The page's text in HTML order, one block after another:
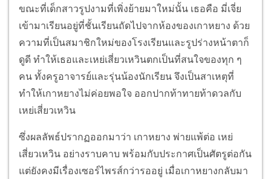
ขณะที่เด็กสาวรูปงามที่เพิ่งย้ายมาใหม่นั้น เธอคือ มี่เจี่ย
เข้ามาเรียนอยู่ที่ชั้นเรียนถัดไปจากห้องของเกาหยาง ด้วย
ความที่เป็นสมาชิกใหม่ของโรงเรียนและรูปร่างหน้าตาก็
ดูดี ทำให้เธอและเหย่เสี่ยวเหวินตกเป็นที่สนใจของทุก ๆ
คน ทั้งครูอาจารย์และรุ่นน้องนักเรียน จึงเป็นสาเหตุที่
ทำให้เกาหยางไม่ค่อยพอใจ ออกปากท้าทายท้าดวลกับ
เหย่เสี่ยวเหวิน
ซึ่งผลลัพธ์ปรากฏออกมาว่า เกาหยาง พ่ายแพ้ต่อ เหย่
เสี่ยวเหวิน อย่างราบคาบ พร้อมกับประกาศเป็นศัตรูต่อกัน
แต่ยังคงมีเรื่องเซอร์ไพรส์กว่ารออยู่ เมื่อเกาหยางกลับมา